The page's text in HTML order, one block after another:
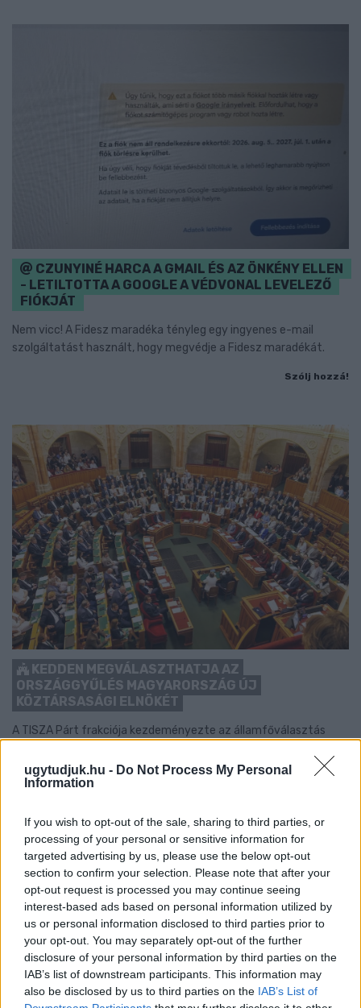
ugytudjuk.hu - Do Not Process My Personal
Information
If you wish to opt-out of the sale, sharing to third parties, or
processing of your personal or sensitive information for
targeted advertising by us, please use the below opt-out
section to confirm your selection. Please note that after your
opt-out request is processed you may continue seeing
interest-based ads based on personal information utilized by
us or personal information disclosed to third parties prior to
your opt-out. You may separately opt-out of the further
disclosure of your personal information by third parties on the
IAB’s list of downstream participants. This information may
also be disclosed by us to third parties on the IAB’s List of
CZUNYINÉ HARCA A GMAIL ÉS AZ ÖNKÉNY ELLEN
- LETILTOTTA A GOOGLE A VÉDVONAL LEVELEZŐ
FIÓKJÁT
Nem vicc! A Fidesz maradéka tényleg egy ingyenes e-mail
szolgáltatást használt, hogy megvédje a Fidesz maradékát.
Szólj hozzá!
KEDDEN MEGVÁLASZTHATJA AZ
ORSZÁGGYŰLÉS MAGYARORSZÁG ÚJ
KÖZTÁRSASÁGI ELNÖKÉT
A TISZA Párt frakciója kezdeményezte az államfőválasztás
ugyanakkor egyelőre nem ismert.